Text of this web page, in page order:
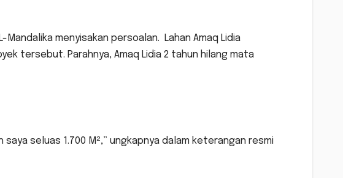
menyisakan persoalan. Lahan Amaq Lidia
tersebut. Parahnya, Amaq Lidia 2 tahun hilang mata
seluas 1.700 M²,” ungkapnya dalam keterangan resmi